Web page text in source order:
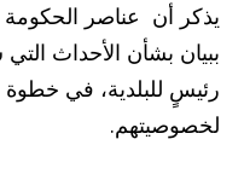
يذكر أن عناصر الحكومة
ببيان بشأن الأحداث التي
رئيسٍ للبلدية، في خطوة
لخصوصيتهم.